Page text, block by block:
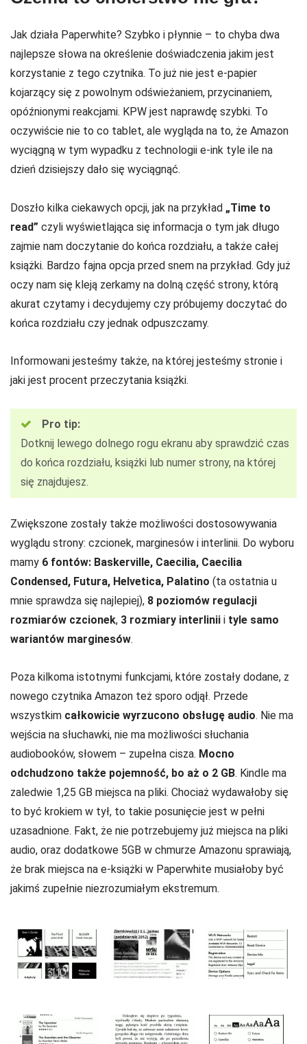
Jak działa Paperwhite? Szybko i płynnie – to chyba dwa
najlepsze słowa na określenie doświadczenia jakim jest
korzystanie z tego czytnika. To już nie jest e-papier
kojarzący się z powolnym odświeżaniem, przycinaniem,
opóźnionymi reakcjami. KPW jest naprawdę szybki. To
oczywiście nie to co tablet, ale wygląda na to, że Amazon
wyciągną w tym wypadku z technologii e-ink tyle ile na
dzień dzisiejszy dało się wyciągnąć.
Doszło kilka ciekawych opcji, jak na przykład „Time to
read” czyli wyświetlająca się informacja o tym jak długo
zajmie nam doczytanie do końca rozdziału, a także całej
książki. Bardzo fajna opcja przed snem na przykład. Gdy już
oczy nam się kleją zerkamy na dolną część strony, którą
akurat czytamy i decydujemy czy próbujemy doczytać do
końca rozdziału czy jednak odpuszczamy.
Informowani jesteśmy także, na której jesteśmy stronie i
jaki jest procent przeczytania książki.
Pro tip:
Dotknij lewego dolnego rogu ekranu aby sprawdzić czas
do końca rozdziału, książki lub numer strony, na której
się znajdujesz.
Zwiększone zostały także możliwości dostosowywania
wyglądu strony: czcionek, marginesów i interlinii. Do wyboru
mamy 6 fontów: Baskerville, Caecilia, Caecilia
Condensed, Futura, Helvetica, Palatino (ta ostatnia u
mnie sprawdza się najlepiej), 8 poziomów regulacji
rozmiarów czcionek, 3 rozmiary interlinii i tyle samo
wariantów marginesów.
Poza kilkoma istotnymi funkcjami, które zostały dodane, z
nowego czytnika Amazon też sporo odjął. Przede
wszystkim całkowicie wyrzucono obsługę audio. Nie ma
wejścia na słuchawki, nie ma możliwości słuchania
audiobooków, słowem – zupełna cisza. Mocno
odchudzono także pojemność, bo aż o 2 GB. Kindle ma
zaledwie 1,25 GB miejsca na pliki. Chociaż wydawałoby się
to być krokiem w tył, to takie posunięcie jest w pełni
uzasadnione. Fakt, że nie potrzebujemy już miejsca na pliki
audio, oraz dodatkowe 5GB w chmurze Amazonu sprawiają,
że brak miejsca na e-książki w Paperwhite musiałoby być
jakimś zupełnie niezrozumiałym ekstremum.